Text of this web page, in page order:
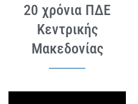
20 χρόνια ΠΔΕ
Κεντρικής
Μακεδονίας